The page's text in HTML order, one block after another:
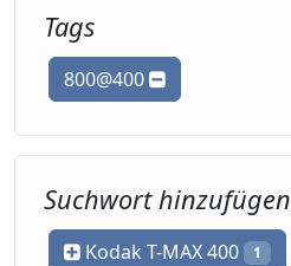
Tags
800@400
Suchwort hinzufügen
Kodak T-MAX 400 1